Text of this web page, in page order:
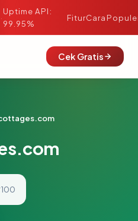
·
Uptime API:
99.95%
FiturCara
Cek Gratis
100